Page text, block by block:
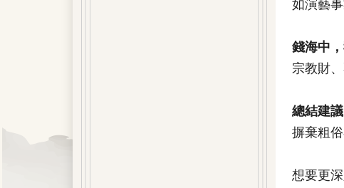
如演藝
錢海中
宗教財
總結建議
摒棄粗
想要更